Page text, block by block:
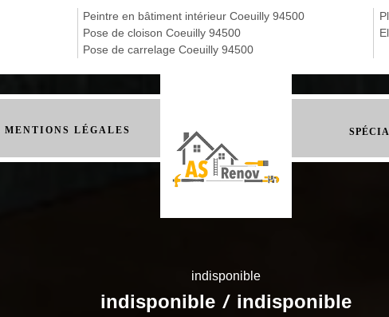
Peintre en bâtiment intérieur Coeuilly 94500
Pose de cloison Coeuilly 94500
Pose de carrelage Coeuilly 94500
MENTIONS LÉGALES
indisponible
indisponible / indisponible